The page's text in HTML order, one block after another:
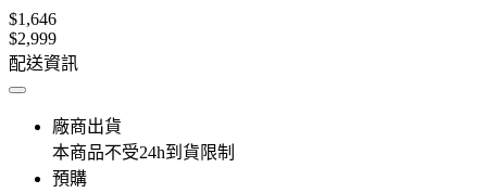
$1,646
$2,999
配送資訊
廠商出貨
本商品不受24h到貨限制
預購